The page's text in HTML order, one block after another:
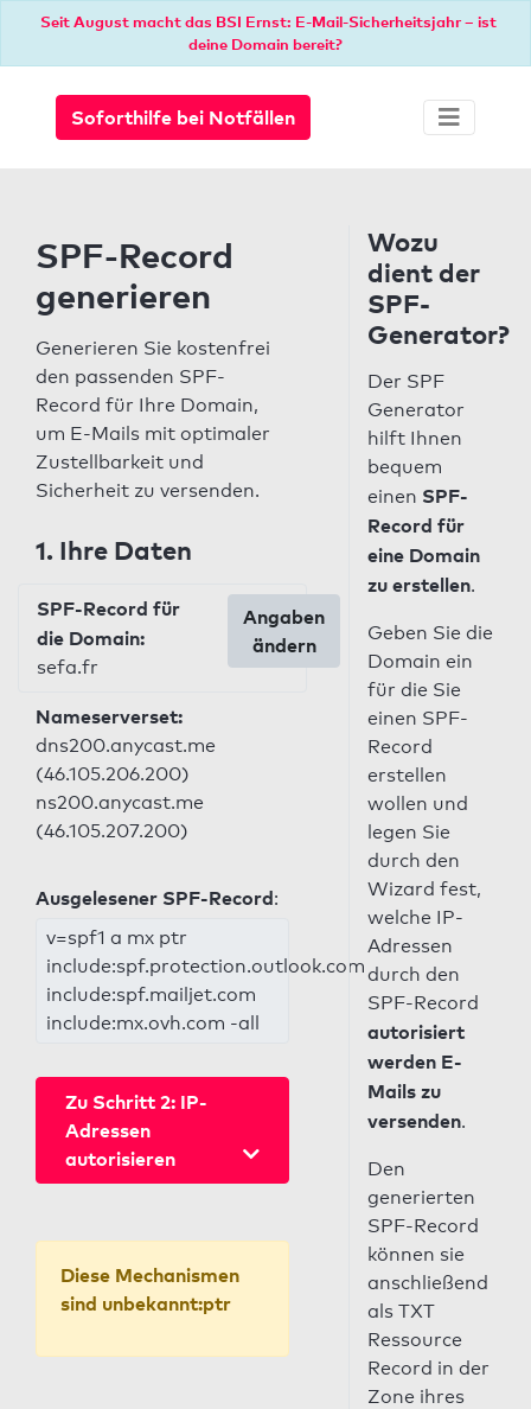
Seit August macht das BSI Ernst: E-Mail-Sicherheitsjahr – ist
deine Domain bereit?
Soforthilfe bei Notfällen
SPF-Record
generieren
Generieren Sie kostenfrei
den passenden SPF-
Record für Ihre Domain,
um E-Mails mit optimaler
Zustellbarkeit und
Sicherheit zu versenden.
1. Ihre Daten
SPF-Record für
die Domain:
sefa.fr
Angaben
ändern
Nameserverset:
dns200.anycast.me
(46.105.206.200)
ns200.anycast.me
(46.105.207.200)
Ausgelesener SPF-Record:
v=spf1 a mx ptr
include:spf.protection.outlook.com
include:spf.mailjet.com
include:mx.ovh.com -all
Zu Schritt 2: IP-
Adressen
autorisieren
Diese Mechanismen
sind unbekannt:ptr
Wozu
dient der
SPF-
Generator?
Der SPF
Generator
hilft Ihnen
bequem
einen SPF-
Record für
eine Domain
zu erstellen.
Geben Sie die
Domain ein
für die Sie
einen SPF-
Record
erstellen
wollen und
legen Sie
durch den
Wizard fest,
welche IP-
Adressen
durch den
SPF-Record
autorisiert
werden E-
Mails zu
versenden.
Den
generierten
SPF-Record
können sie
anschließend
als TXT
Ressource
Record in der
Zone ihres